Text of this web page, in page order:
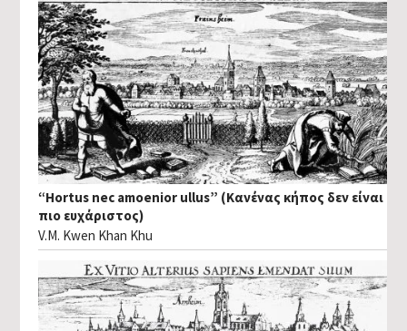
“Hortus nec amoenior ullus” (Κανένας κήπος δεν είναι
πιο ευχάριστος)
V.M. Kwen Khan Khu